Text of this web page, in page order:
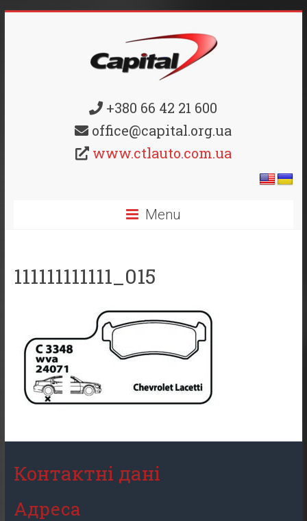
+380 66 42 21 600
office@capital.org.ua
www.ctlauto.com.ua
Menu
111111111111_015
Контактні дані
Адреса